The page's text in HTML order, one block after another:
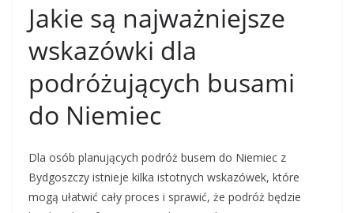
Jakie są najważniejsze
wskazówki dla
podróżujących busami
do Niemiec
Dla osób planujących podróż busem do Niemiec z
Bydgoszczy istnieje kilka istotnych wskazówek, które
mogą ułatwić cały proces i sprawić, że podróż będzie